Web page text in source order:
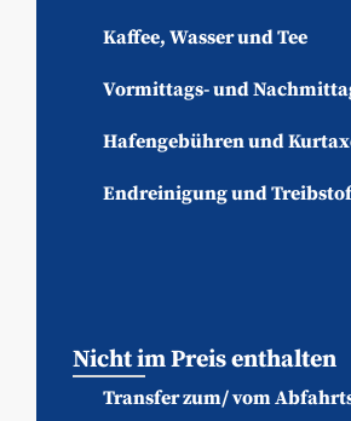
Kaffee, Wasser und Tee
Vormittags- und
Hafengebühren und
Endreinigung und
Nicht im Preis enthalten
Transfer zum/ vom